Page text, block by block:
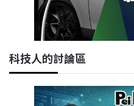
科技人的討論區